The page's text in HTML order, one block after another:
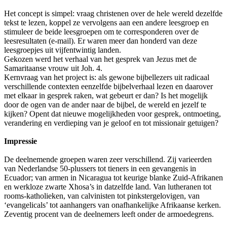
Het concept is simpel: vraag christenen over de hele wereld dezelfde
tekst te lezen, koppel ze vervolgens aan een andere leesgroep en
stimuleer de beide leesgroepen om te corresponderen over de
leesresultaten (e-mail). Er waren meer dan honderd van deze
leesgroepjes uit vijfentwintig landen.
Gekozen werd het verhaal van het gesprek van Jezus met de
Samaritaanse vrouw uit Joh. 4.
Kernvraag van het project is: als gewone bijbellezers uit radicaal
verschillende contexten eenzelfde bijbelverhaal lezen en daarover
met elkaar in gesprek raken, wat gebeurt er dan? Is het mogelijk
door de ogen van de ander naar de bijbel, de wereld en jezelf te
kijken? Opent dat nieuwe mogelijkheden voor gesprek, ontmoeting,
verandering en verdieping van je geloof en tot missionair getuigen?
Impressie
De deelnemende groepen waren zeer verschillend. Zij varieerden
van Nederlandse 50-plussers tot tieners in een gevangenis in
Ecuador; van armen in Nicaragua tot keurige blanke Zuid-Afrikanen
en werkloze zwarte Xhosa’s in datzelfde land. Van lutheranen tot
rooms-katholieken, van calvinisten tot pinkstergelovigen, van
‘evangelicals’ tot aanhangers van onafhankelijke Afrikaanse kerken.
Zeventig procent van de deelnemers leeft onder de armoedegrens.